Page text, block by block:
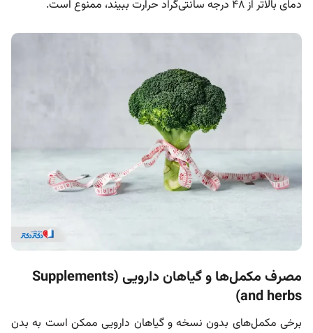
دمای بالاتر از ۴۸ درجه سانتی‌گراد حرارت ببیند، ممنوع است.
مصرف مکمل‌ها و گیاهان دارویی (Supplements
and herbs)
برخی مکمل‌های بدون نسخه و گیاهان دارویی ممکن است به بدن